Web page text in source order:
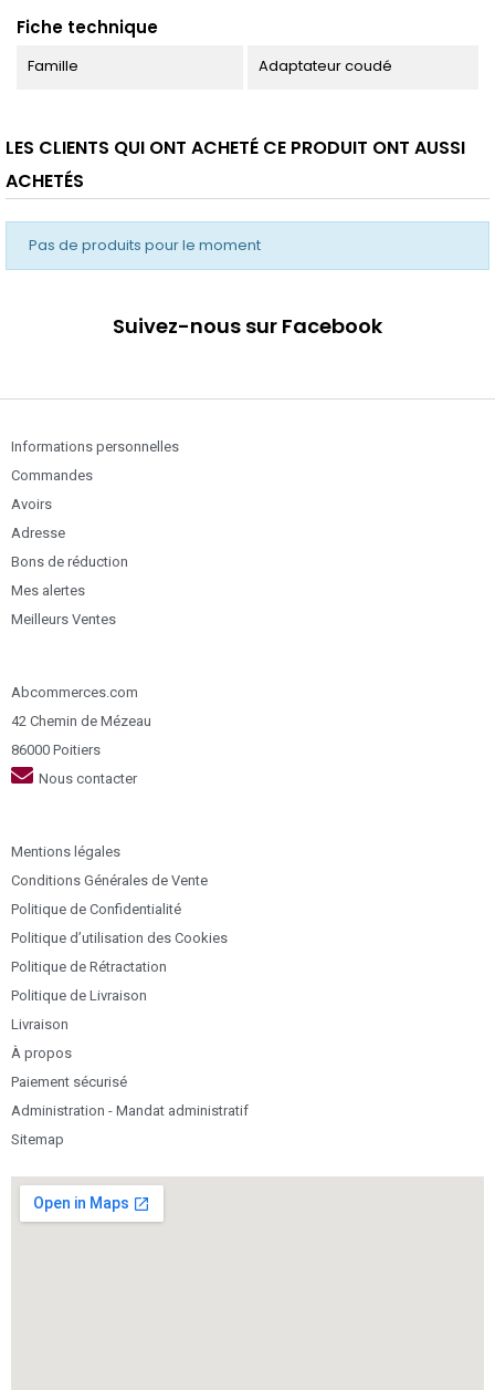
Fiche technique
Famille Adaptateur coudé
LES CLIENTS QUI ONT ACHETÉ CE PRODUIT ONT AUSSI
ACHETÉS
Pas de produits pour le moment
Suivez-nous sur Facebook
Informations personnelles
Commandes
Avoirs
Adresse
Bons de réduction
Mes alertes
Meilleurs Ventes
Abcommerces.com
42 Chemin de Mézeau
86000 Poitiers
Nous contacter
Mentions légales
Conditions Générales de Vente
Politique de Confidentialité
Politique d’utilisation des Cookies
Politique de Rétractation
Politique de Livraison
Livraison
À propos
Paiement sécurisé
Administration - Mandat administratif
Sitemap